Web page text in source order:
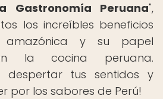
Gastronomía Peruana",
los increíbles beneficios
y su papel
la cocina peruana.
despertar tus sentidos y
por los sabores de Perú!